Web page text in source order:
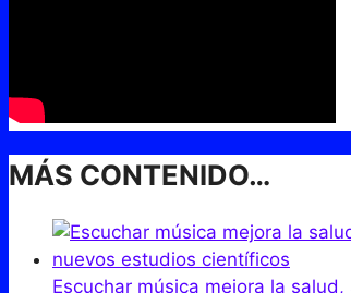
MÁS CONTENIDO…
Escuchar música mejora la salud,